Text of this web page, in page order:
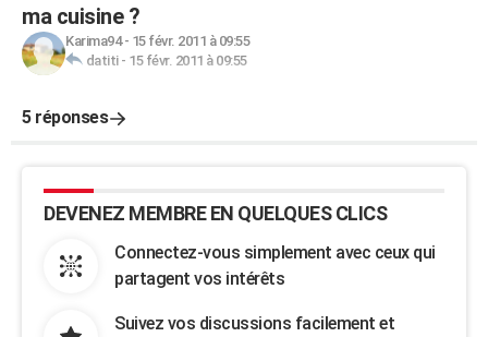
ma cuisine ?
Karima94- 15 févr. 2011 à 09:55
datiti- 15 févr. 2011 à 09:55
5 réponses
DEVENEZ MEMBRE EN QUELQUES CLICS
Connectez-vous simplement avec ceux qui
partagent vos intérêts
Suivez vos discussions facilement et